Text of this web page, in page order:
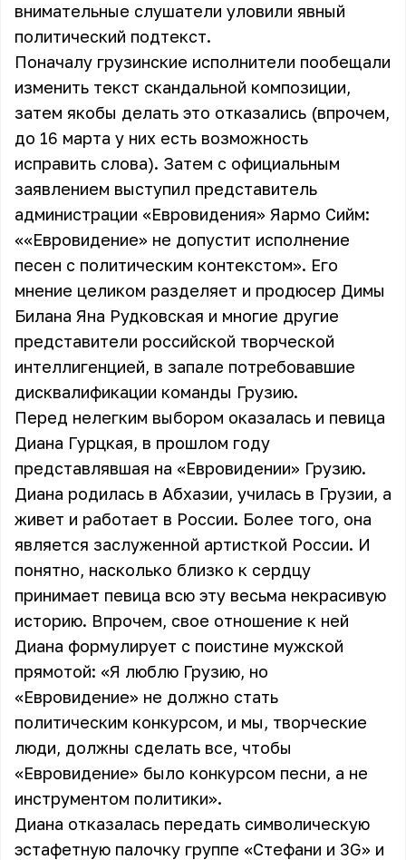
внимательные слушатели уловили явный
политический подтекст.
Поначалу грузинские исполнители пообещали
изменить текст скандальной композиции,
затем якобы делать это отказались (впрочем,
до 16 марта у них есть возможность
исправить слова). Затем с официальным
заявлением выступил представитель
администрации «Евровидения» Яармо Сийм:
««Евровидение» не допустит исполнение
песен с политическим контекстом». Его
мнение целиком разделяет и продюсер Димы
Билана Яна Рудковская и многие другие
представители российской творческой
интеллигенцией, в запале потребовавшие
дисквалификации команды Грузию.
Перед нелегким выбором оказалась и певица
Диана Гурцкая, в прошлом году
представлявшая на «Евровидении» Грузию.
Диана родилась в Абхазии, училась в Грузии, а
живет и работает в России. Более того, она
является заслуженной артисткой России. И
понятно, насколько близко к сердцу
принимает певица всю эту весьма некрасивую
историю. Впрочем, свое отношение к ней
Диана формулирует с поистине мужской
прямотой: «Я люблю Грузию, но
«Евровидение» не должно стать
политическим конкурсом, и мы, творческие
люди, должны сделать все, чтобы
«Евровидение» было конкурсом песни, а не
инструментом политики».
Диана отказалась передать символическую
эстафетную палочку группе «Стефани и 3G» и